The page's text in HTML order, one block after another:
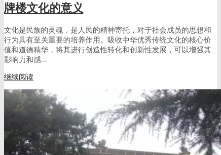
牌楼文化的意义
文化是民族的灵魂，是人民的精神寄托，对于社会成员的思想和
行为具有至关重要的培养作用。吸收中华优秀传统文化的核心价
值和道德精华，将其进行创造性转化和创新性发展，可以增强其
影响力和感…
继续阅读